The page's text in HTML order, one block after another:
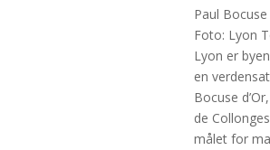
Paul
Foto: Lyon
Lyon er
en
Bocuse
de
målet for